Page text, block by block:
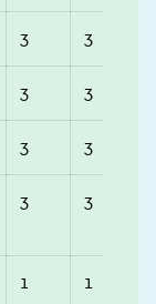
3 3
3 3
3 3
3 3
1 1